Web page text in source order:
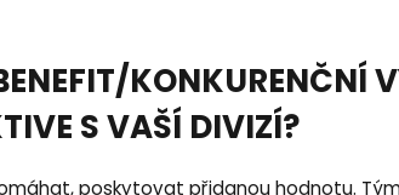
KONKURENČNÍ
S VAŠÍ DIVIZÍ?